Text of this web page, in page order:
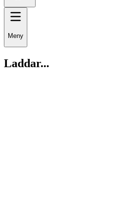
Meny
Laddar...